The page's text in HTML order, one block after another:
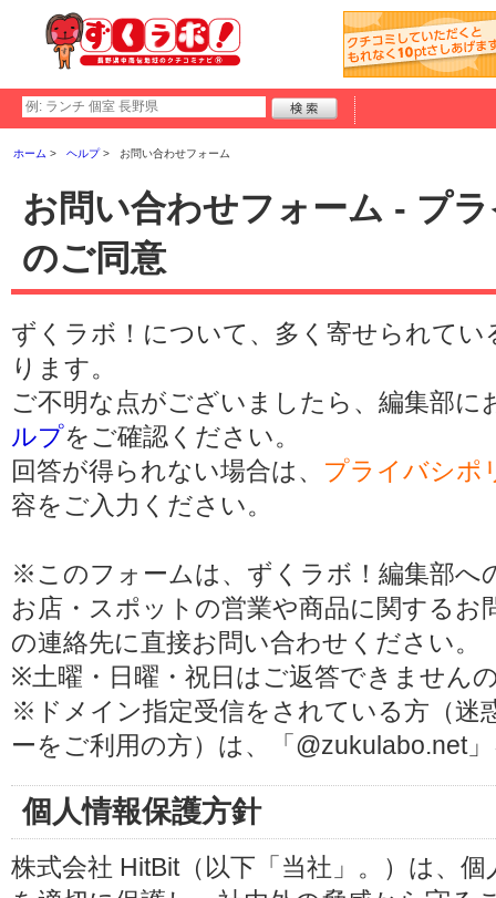
ホーム ヘルプ お問い合わせフォーム
お問い合わせフォーム - プ
のご同意
ずくラボ！について、多く寄せられてい
ります。
ご不明な点がございましたら、編集部
ルプをご確認ください。
回答が得られない場合は、 プライバシポ
容をご入力ください。
※このフォームは、ずくラボ！編集部へ
お店・スポットの営業や商品に関する
の連絡先に直接お問い合わせください。
※土曜・日曜・祝日はご返答できません
※ドメイン指定受信をされている方（迷
ーをご利用の方）は、「@zukulabo.net
個人情報保護方針
株式会社 HitBit（以下「当社」。）は、